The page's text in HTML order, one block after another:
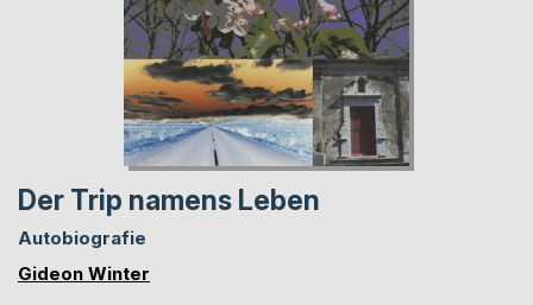
Der Trip namens Leben
Autobiografie
Gideon Winter